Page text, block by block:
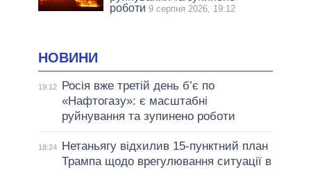
роботи 9 серпня 2026, 19:12
НОВИНИ
19:12
Росія вже третій день б’є по
«Нафтогазу»: є масштабні
руйнування та зупинено роботи
18:24
Нетаньягу відхилив 15-пунктний план
Трампа щодо врегулювання ситуації в